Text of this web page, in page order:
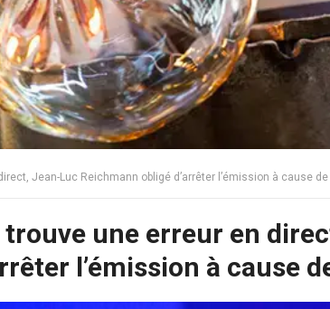
Jean-Luc Reichmann obligé d’arrêter l’émission à cause de
trouve une erreur en
l’émission à cause